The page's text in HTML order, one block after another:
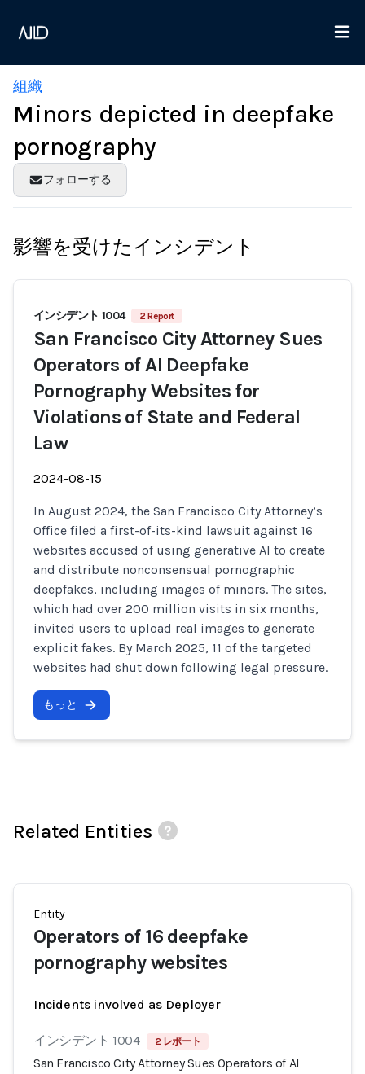
組織
Minors depicted in deepfake
pornography
フォローする
影響を受けたインシデント
インシデント 1004 2 Report
San Francisco City Attorney Sues
Operators of AI Deepfake
Pornography Websites for
Violations of State and Federal
Law
2024-08-15
In August 2024, the San Francisco City Attorney’s
Office filed a first-of-its-kind lawsuit against 16
websites accused of using generative AI to create
and distribute nonconsensual pornographic
deepfakes, including images of minors. The sites,
which had over 200 million visits in six months,
invited users to upload real images to generate
explicit fakes. By March 2025, 11 of the targeted
websites had shut down following legal pressure.
もっと
Related Entities
Entity
Operators of 16 deepfake
pornography websites
Incidents involved as Deployer
インシデント 1004 2 レポート
San Francisco City Attorney Sues Operators of AI